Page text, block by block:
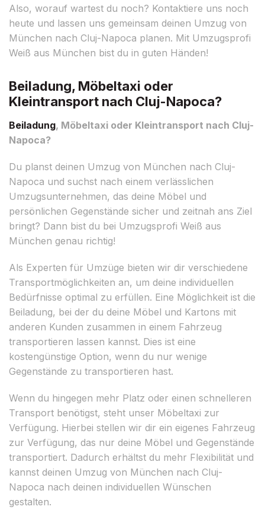
Also, worauf wartest du noch? Kontaktiere uns noch
heute und lassen uns gemeinsam deinen Umzug von
München nach Cluj-Napoca planen. Mit Umzugsprofi
Weiß aus München bist du in guten Händen!
Beiladung, Möbeltaxi oder
Kleintransport nach Cluj-Napoca?
Beiladung, Möbeltaxi oder Kleintransport nach Cluj-
Napoca?
Du planst deinen Umzug von München nach Cluj-
Napoca und suchst nach einem verlässlichen
Umzugsunternehmen, das deine Möbel und
persönlichen Gegenstände sicher und zeitnah ans Ziel
bringt? Dann bist du bei Umzugsprofi Weiß aus
München genau richtig!
Als Experten für Umzüge bieten wir dir verschiedene
Transportmöglichkeiten an, um deine individuellen
Bedürfnisse optimal zu erfüllen. Eine Möglichkeit ist die
Beiladung, bei der du deine Möbel und Kartons mit
anderen Kunden zusammen in einem Fahrzeug
transportieren lassen kannst. Dies ist eine
kostengünstige Option, wenn du nur wenige
Gegenstände zu transportieren hast.
Wenn du hingegen mehr Platz oder einen schnelleren
Transport benötigst, steht unser Möbeltaxi zur
Verfügung. Hierbei stellen wir dir ein eigenes Fahrzeug
zur Verfügung, das nur deine Möbel und Gegenstände
transportiert. Dadurch erhältst du mehr Flexibilität und
kannst deinen Umzug von München nach Cluj-
Napoca nach deinen individuellen Wünschen
gestalten.